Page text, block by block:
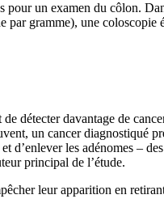
un examen du côlon.
gramme), une
détecter davantage de
un cancer diagnostiqué
d’enlever les adénomes –
principal de l’étude.
leur apparition en